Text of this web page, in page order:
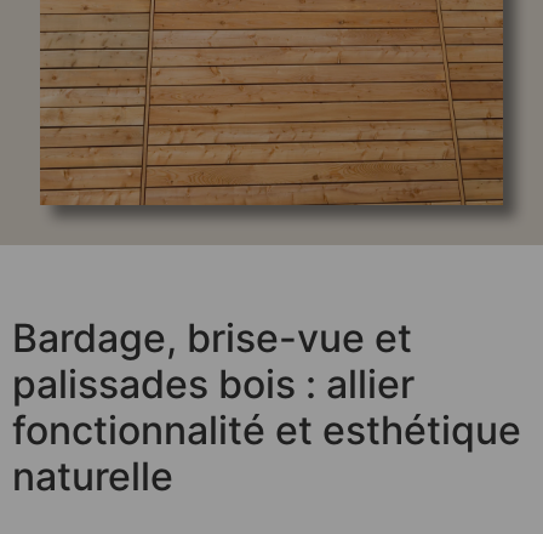
Bardage, brise-vue et
palissades bois : allier
fonctionnalité et esthétique
naturelle